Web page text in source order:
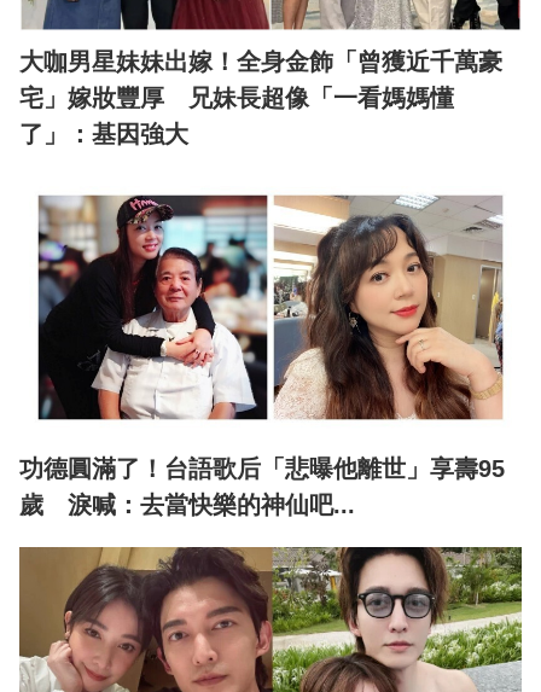
大咖男星妹妹出嫁！全身金飾「曾獲近千萬豪
宅」嫁妝豐厚 兄妹長超像「一看媽媽懂
了」：基因強大
功德圓滿了！台語歌后「悲曝他離世」享壽95
歲 淚喊：去當快樂的神仙吧...